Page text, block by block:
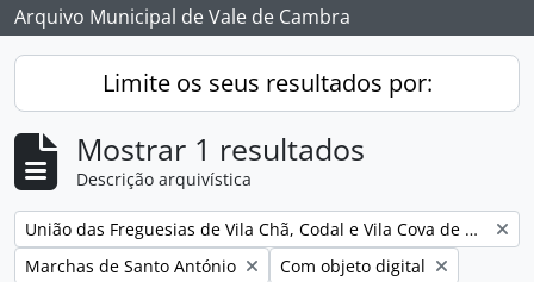
Arquivo Municipal de Vale de Cambra
Limite os seus resultados por:
Mostrar 1 resultados
Descrição arquivística
Remover filtro:
União das Freguesias de Vila Chã, Codal e Vila Cova de Perrinho
Remover filtro:
Marchas de Santo António Remover filtro:
Com objeto digital